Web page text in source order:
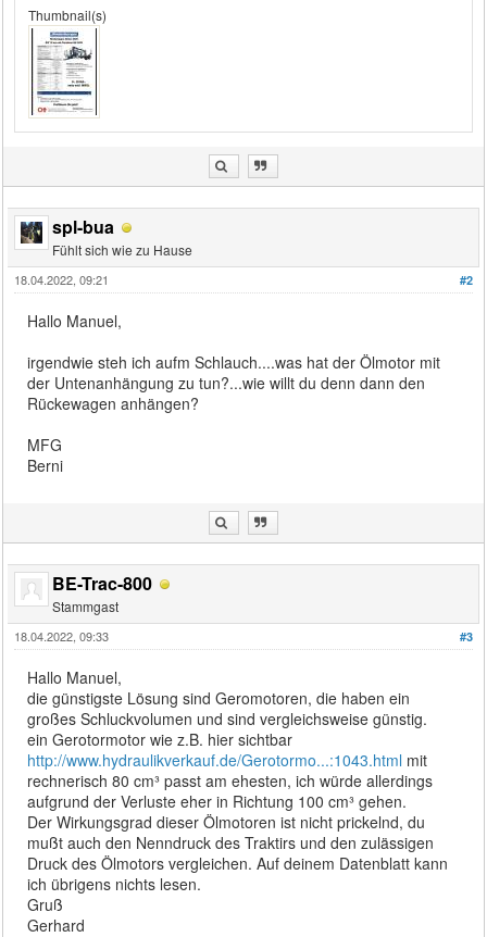
Thumbnail(s)
spl-bua
Fühlt sich wie zu Hause
#2
18.04.2022, 09:21
Hallo Manuel,
irgendwie steh ich aufm Schlauch....was hat der Ölmotor mit
der Untenanhängung zu tun?...wie willt du denn dann den
Rückewagen anhängen?
MFG
Berni
BE-Trac-800
Stammgast
#3
18.04.2022, 09:33
Hallo Manuel,
die günstigste Lösung sind Geromotoren, die haben ein
großes Schluckvolumen und sind vergleichsweise günstig.
ein Gerotormotor wie z.B. hier sichtbar
http://www.hydraulikverkauf.de/Gerotormo...:1043.html mit
rechnerisch 80 cm³ passt am ehesten, ich würde allerdings
aufgrund der Verluste eher in Richtung 100 cm³ gehen.
Der Wirkungsgrad dieser Ölmotoren ist nicht prickelnd, du
mußt auch den Nenndruck des Traktirs und den zulässigen
Druck des Ölmotors vergleichen. Auf deinem Datenblatt kann
ich übrigens nichts lesen.
Gruß
Gerhard